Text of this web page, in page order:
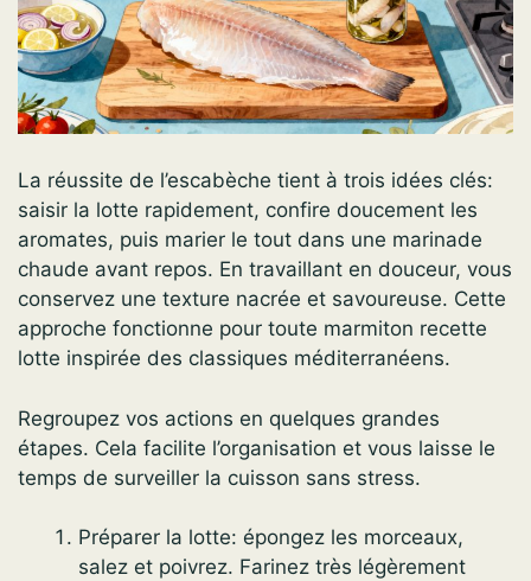
La réussite de l’escabèche tient à trois idées clés:
saisir la lotte rapidement, confire doucement les
aromates, puis marier le tout dans une marinade
chaude avant repos. En travaillant en douceur, vous
conservez une texture nacrée et savoureuse. Cette
approche fonctionne pour toute marmiton recette
lotte inspirée des classiques méditerranéens.
Regroupez vos actions en quelques grandes
étapes. Cela facilite l’organisation et vous laisse le
temps de surveiller la cuisson sans stress.
Préparer la lotte: épongez les morceaux,
salez et poivrez. Farinez très légèrement